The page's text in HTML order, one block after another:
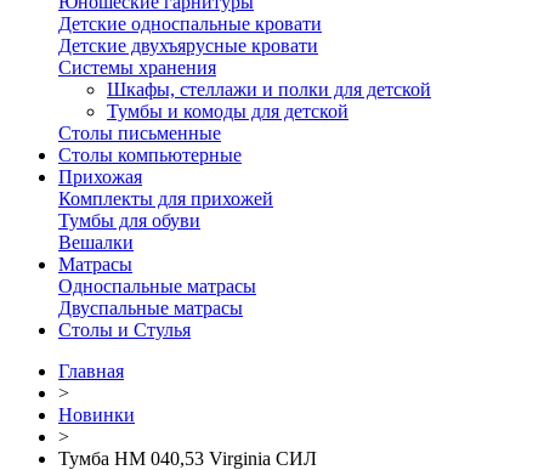
Детские односпальные кровати
Детские двухъярусные кровати
Системы хранения
Шкафы, стеллажи и полки для детской
Тумбы и комоды для детской
Столы письменные
Столы компьютерные
Прихожая
Комплекты для прихожей
Тумбы для обуви
Вешалки
Матрасы
Односпальные матрасы
Двуспальные матрасы
Столы и Стулья
Главная
>
Новинки
>
Тумба НМ 040,53 Virginia СИЛ